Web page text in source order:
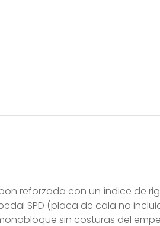
reforzada con un índice de
SPD (placa de cala no
sin costuras del